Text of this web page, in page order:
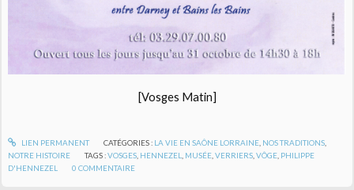
[Vosges Matin]
LIEN PERMANENT CATÉGORIES : LA VIE EN SAÔNE LORRAINE, NOS TRADITIONS,
NOTRE HISTOIRE
TAGS :VOSGES HENNEZEL MUSÉE ,VERRIERS ,VÔGE PHILIPPE
D'HENNEZEL
0 COMMENTAIRE